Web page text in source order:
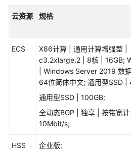
服
决
车
云资源 规格
ECS
X86计算 | 通用计算增强型 |
c3.2xlarge.2 | 8核 | 16GB;
| Windows Server 2019 数
64位简体中文; 通用型SSD |
通用型SSD | 100GB;
全动态BGP | 独享 | 按带宽计
10Mbit/s;
HSS 企业版;